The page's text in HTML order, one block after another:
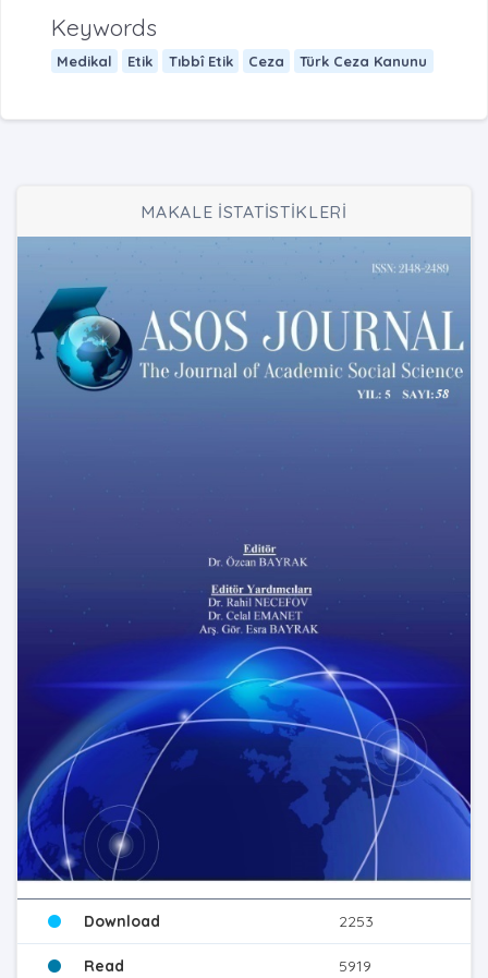
Keywords
Medikal Etik Tıbbî Etik Ceza Türk Ceza Kanunu
MAKALE İSTATİSTİKLERİ
Download 2253
Read 5919